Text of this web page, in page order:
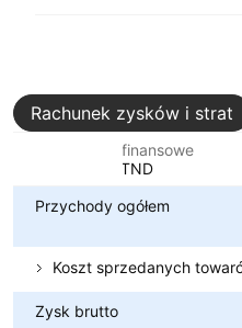
Rachunek zysków i strat
Metryki finansowe
Waluta: TND
Przychody ogółem
Koszt sprzedanych
Zysk brutto